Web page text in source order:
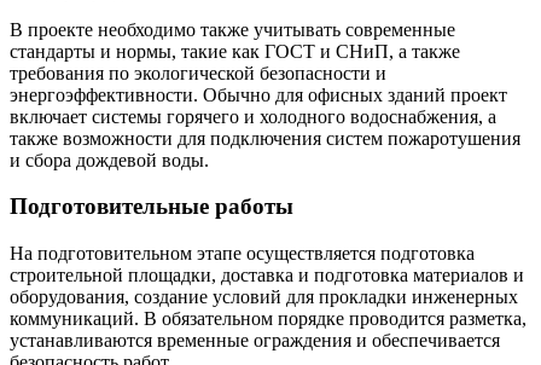
В проекте необходимо также учитывать современные
стандарты и нормы, такие как ГОСТ и СНиП, а также
требования по экологической безопасности и
энергоэффективности. Обычно для офисных зданий проект
включает системы горячего и холодного водоснабжения, а
также возможности для подключения систем пожаротушения
и сбора дождевой воды.
Подготовительные работы
На подготовительном этапе осуществляется подготовка
строительной площадки, доставка и подготовка материалов и
оборудования, создание условий для прокладки инженерных
коммуникаций. В обязательном порядке проводится разметка,
устанавливаются временные ограждения и обеспечивается